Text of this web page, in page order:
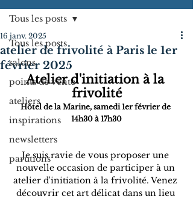
Tous les posts
salons
points de vente
ateliers
inspirations
newsletters
parutions
Tous les posts
atelier de frivolité à Paris le 1er
février 2025
16 janv. 2025
Atelier d'initiation à la
frivolité
Hôtel de la Marine, samedi 1er février de
14h30 à 17h30
Je suis ravie de vous proposer une
nouvelle occasion de participer à un
atelier d'initiation à la frivolité. Venez
découvrir cet art délicat dans un lieu